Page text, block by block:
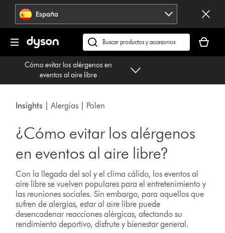
Omitir
navegación España
Buscar
en
dyson.es
cesta
está
Cómo evitar los alérgenos en
eventos al aire libre
Insights | Alergias | Polen
¿Cómo evitar los alérgenos
en eventos al aire libre?
Con la llegada del sol y el clima cálido, los eventos al
aire libre se vuelven populares para el entretenimiento y
las reuniones sociales. Sin embargo, para aquellos que
sufren de alergias, estar al aire libre puede
desencadenar reacciones alérgicas, afectando su
rendimiento deportivo, disfrute y bienestar general.